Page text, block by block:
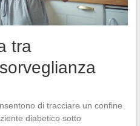
tra
di tracciare un confine
diabetico sotto